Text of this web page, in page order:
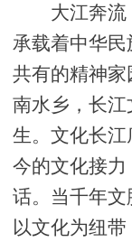
大江奔流，
承载着中华
共有的精神
南水乡，长
生。文化长
今的文化接
话。当千年
以文化为纽